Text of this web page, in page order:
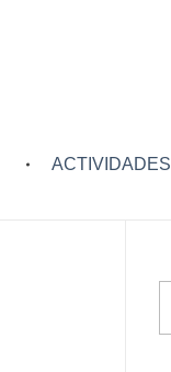
ACTIVIDADES